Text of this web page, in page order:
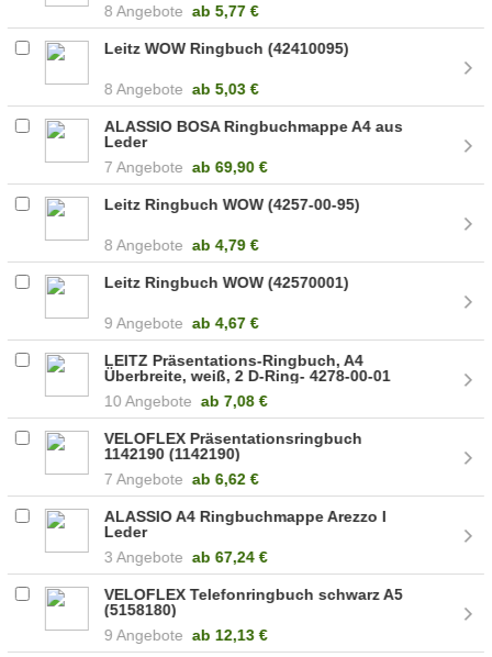
8 Angebote ab 5,77 €
Leitz WOW Ringbuch (42410095)
8 Angebote ab 5,03 €
ALASSIO BOSA Ringbuchmappe A4 aus
Leder
7 Angebote ab 69,90 €
Leitz Ringbuch WOW (4257-00-95)
8 Angebote ab4,79 €
Leitz Ringbuch WOW (42570001)
9 Angebote ab4,67 €
LEITZ Präsentations-Ringbuch, A4
Überbreite, weiß, 2 D-Ring- 4278-00-01
10 Angebote ab 7,08 €
VELOFLEX Präsentationsringbuch
1142190 (1142190)
7 Angebote ab 6,62 €
ALASSIO A4 Ringbuchmappe Arezzo I
Leder
3 Angebote ab 67,24 €
VELOFLEX Telefonringbuch schwarz A5
(5158180)
9 Angebote ab 12,13 €